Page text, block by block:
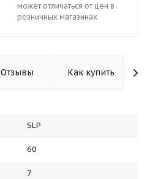
может отличаться от цен в
розничных магазинах
Отзывы Как купить
SLP
60
7